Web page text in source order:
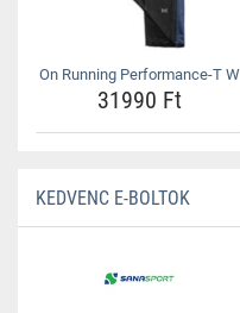
On Running Performance-T W
31990 Ft
KEDVENC E-BOLTOK